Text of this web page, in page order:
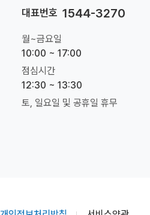
대표번호 1544-3270
월~금요일
10:00 ~ 17:00
점심시간
12:30 ~ 13:30
토, 일요일 및 공휴일 휴무